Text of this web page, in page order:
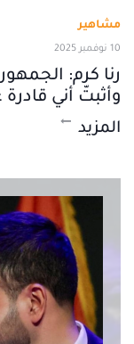
مشاهير
10 نوفمبر 2025
رنا كرم:
وأثبتّ أني
المزيد